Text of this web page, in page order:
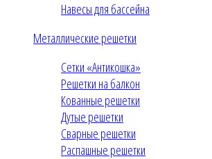
Навесы для бассейна
Металлические решетки
Сетки «Антикошка»
Решетки на балкон
Кованные решетки
Дутые решетки
Сварные решетки
Распашные решетки